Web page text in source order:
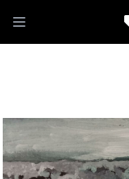
Open main menu